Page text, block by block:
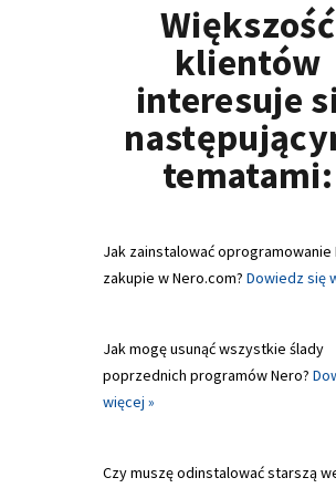
Większość
klientów
interesuje
tematami:
Jak zainstalować oprogramowanie
zakupie w Nero.com? Dowiedz się
Jak mogę usunąć wszystkie ślady
poprzednich programów Nero?
więcej »
Czy muszę odinstalować starszą